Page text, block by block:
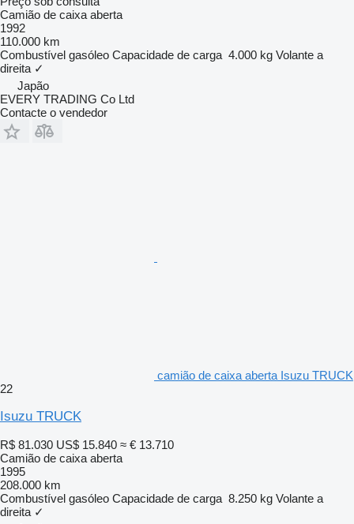
Camião de caixa aberta
1992
110.000 km
Combustível gasóleo Capacidade de carga 4.000 kg Volante a
direita ✓
Japão
EVERY TRADING Co Ltd
Contacte o vendedor
camião de caixa aberta Isuzu TRUCK
22
Isuzu TRUCK
R$ 81.030 US$ 15.840 ≈ € 13.710
Camião de caixa aberta
1995
208.000 km
Combustível gasóleo Capacidade de carga 8.250 kg Volante a
direita ✓